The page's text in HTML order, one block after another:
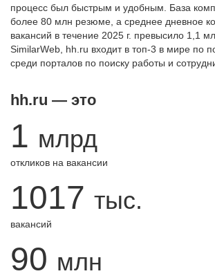
процесс был быстрым и удобным. База
более 80 млн резюме, а среднее дневное
вакансий в течение 2025 г. превысило 1,1
SimilarWeb, hh.ru входит в топ-3 в мире по
среди порталов по поиску работы и
hh.ru — это
1 млрд
откликов на вакансии
1017 тыс.
вакансий
90 млн